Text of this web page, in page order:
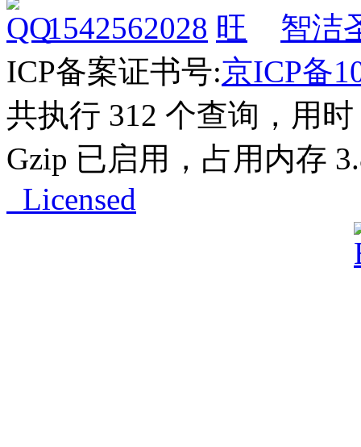
1542562028
智洁
ICP备案证书号:京ICP备
共执行 312 个查询，用
Gzip 已启用，占用内存
Licensed